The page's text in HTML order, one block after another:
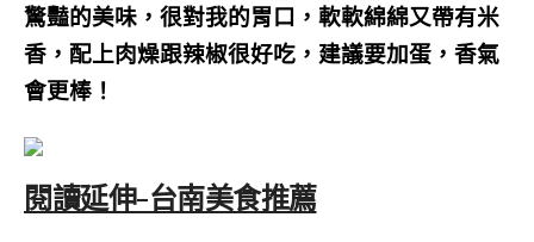
驚豔的美味，很對我的胃口，軟軟綿綿又帶有米
香，配上肉燥跟辣椒很好吃，建議要加蛋，香氣
會更棒！
閱讀延伸-台南美食推薦